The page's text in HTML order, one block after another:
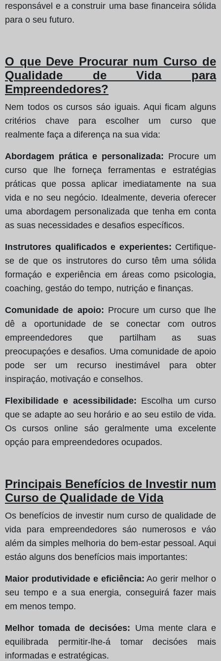
responsável e a construir uma base financeira sólida
para o seu futuro.
O que Deve Procurar num Curso de
Qualidade de Vida para
Empreendedores?
Nem todos os cursos sáo iguais. Aqui ficam alguns
critérios chave para escolher um curso que
realmente faça a diferença na sua vida:
Abordagem prática e personalizada: Procure um
curso que lhe forneça ferramentas e estratégias
práticas que possa aplicar imediatamente na sua
vida e no seu negócio. Idealmente, deveria oferecer
uma abordagem personalizada que tenha em conta
as suas necessidades e desafios específicos.
Instrutores qualificados e experientes: Certifique-
se de que os instrutores do curso têm uma sólida
formaçáo e experiência em áreas como psicologia,
coaching, gestáo do tempo, nutriçáo e finanças.
Comunidade de apoio: Procure um curso que lhe
dê a oportunidade de se conectar com outros
empreendedores que partilham as suas
preocupaçóes e desafios. Uma comunidade de apoio
pode ser um recurso inestimável para obter
inspiraçáo, motivaçáo e conselhos.
Flexibilidade e acessibilidade: Escolha um curso
que se adapte ao seu horário e ao seu estilo de vida.
Os cursos online sáo geralmente uma excelente
opçáo para empreendedores ocupados.
Principais Benefícios de Investir num
Curso de Qualidade de Vida
Os benefícios de investir num curso de qualidade de
vida para empreendedores sáo numerosos e váo
além da simples melhoria do bem-estar pessoal. Aqui
estáo alguns dos benefícios mais importantes:
Maior produtividade e eficiência: Ao gerir melhor o
seu tempo e a sua energia, conseguirá fazer mais
em menos tempo.
Melhor tomada de decisóes: Uma mente clara e
equilibrada permitir-lhe-á tomar decisóes mais
informadas e estratégicas.